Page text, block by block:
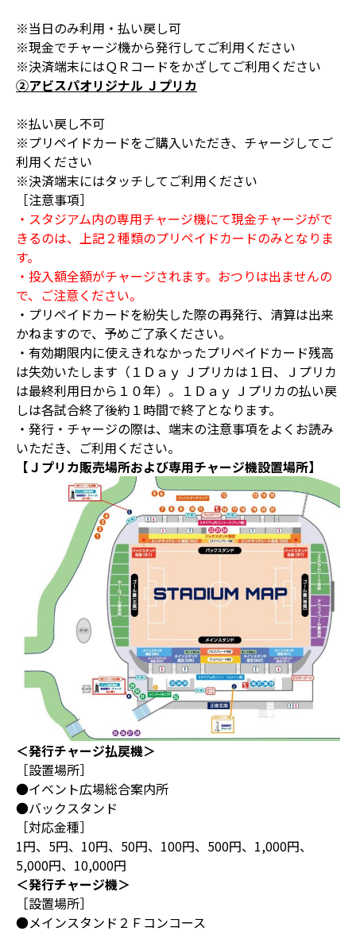
※当日のみ利用・払い戻し可
※現金でチャージ機から発行してご利用ください
※決済端末にはＱＲコードをかざしてご利用ください
②アビスパオリジナル Ｊプリカ
※払い戻し不可
※プリペイドカードをご購入いただき、チャージしてご
利用ください
※決済端末にはタッチしてご利用ください
［注意事項］
・スタジアム内の専用チャージ機にて現金チャージがで
きるのは、上記２種類のプリペイドカードのみとなりま
す。
・投入額全額がチャージされます。おつりは出ませんの
で、ご注意ください。
・プリペイドカードを紛失した際の再発行、清算は出来
かねますので、予めご了承ください。
・有効期限内に使えきれなかったプリペイドカード残高
は失効いたします（１Ｄａｙ Ｊプリカは１日、Ｊプリカ
は最終利用日から１０年）。１Ｄａｙ Ｊプリカの払い戻
しは各試合終了後約１時間で終了となります。
・発行・チャージの際は、端末の注意事項をよくお読み
いただき、ご利用ください。
【Ｊプリカ販売場所および専用チャージ機設置場所】
＜発行チャージ払戻機＞
［設置場所］
●イベント広場総合案内所
●バックスタンド
［対応金種］
1円、5円、10円、50円、100円、500円、1,000円、
5,000円、10,000円
＜発行チャージ機＞
［設置場所］
●メインスタンド２Ｆコンコース